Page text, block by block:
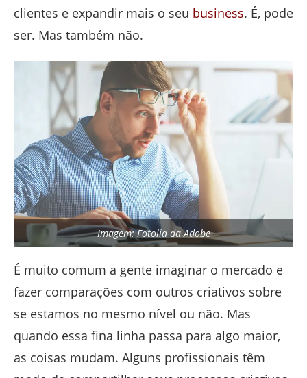
clientes e expandir mais o seu business. É, pode
ser. Mas também não.
Imagem: Fotolia da Adobe
É muito comum a gente imaginar o mercado e
fazer comparações com outros criativos sobre
se estamos no mesmo nível ou não. Mas
quando essa fina linha passa para algo maior,
as coisas mudam. Alguns profissionais têm